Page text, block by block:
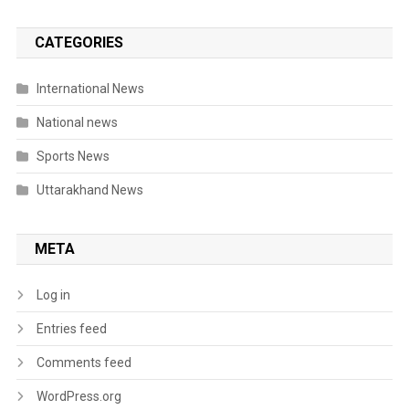
CATEGORIES
International News
National news
Sports News
Uttarakhand News
META
Log in
Entries feed
Comments feed
WordPress.org